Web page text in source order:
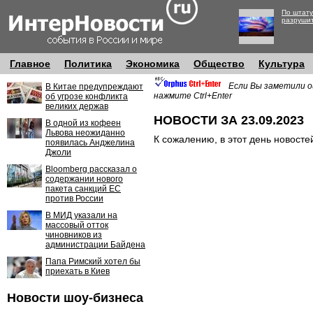
По
Главное Политика Экономика Общество Культура
В Китае предупреждают
об угрозе конфликта
великих держав
В одной из кофеен
Львова неожиданно
появилась Анджелина
Джоли
Bloomberg рассказал о
содержании нового
пакета санкций ЕС
против России
В МИД указали на
массовый отток
чиновников из
администрации Байдена
Папа Римский хотел бы
приехать в Киев
Новости шоу-бизнеса
Если Вы заметили
нажмите Ctrl+Enter
НОВОСТИ ЗА 23.09.2023
К сожалению, в этот день